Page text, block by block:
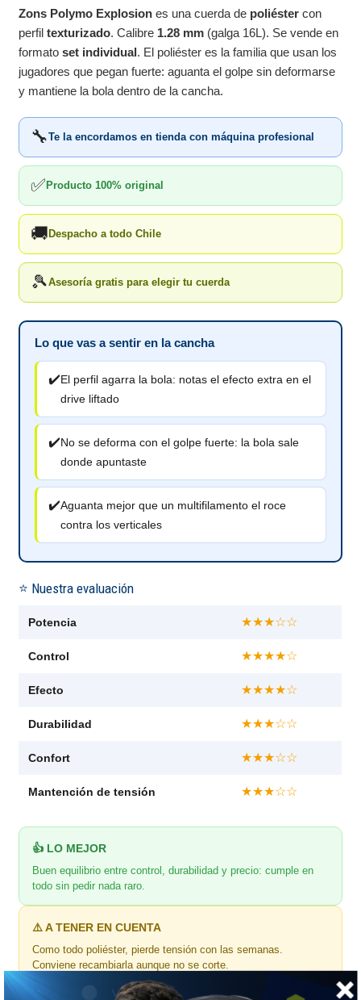
Zons Polymo Explosion es una cuerda de poliéster con
perfiltexturizado. Calibre 1.28 mm (galga 16L). Se vende en
formatoset individual. El poliéster es la familia que usan los
jugadores que pegan fuerte: aguanta el golpe sin deformarse
y mantiene la bola dentro de la cancha.
🔧Te la encordamos en tienda con máquina profesional
✅Producto 100% original
🚚Despacho a todo Chile
🎾Asesoría gratis para elegir tu cuerda
Lo que vas a sentir en la cancha
✔️El perfil agarra la bola: notas el efecto extra en el
drive liftado
✔️No se deforma con el golpe fuerte: la bola sale
donde apuntaste
✔️Aguanta mejor que un multifilamento el roce
contra los verticales
⭐ Nuestra evaluación
Potencia ★★★☆☆
Control ★★★★☆
Efecto ★★★★☆
Durabilidad ★★★☆☆
Confort ★★★☆☆
Mantención de tensión ★★★☆☆
👍 LO MEJOR
Buen equilibrio entre control, durabilidad y precio: cumple en
todo sin pedir nada raro.
⚠️ A TENER EN CUENTA
Como todo poliéster, pierde tensión con las semanas.
Conviene recambiarla aunque no se corte.